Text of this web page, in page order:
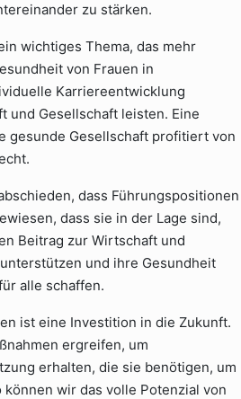
zu stärken.
wichtiges Thema, das mehr
von Frauen in
Karriereentwicklung
und Gesellschaft leisten. Eine
gesunde Gesellschaft profitiert von
dass Führungspositionen
dass sie in der Lage sind,
Beitrag zur Wirtschaft und
und ihre Gesundheit
alle schaffen.
ist eine Investition in die Zukunft.
ergreifen, um
erhalten, die sie benötigen, um
wir das volle Potenzial von